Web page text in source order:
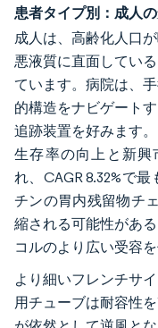
患者タイプ別：成人
成人は、高齢化人口
悪液質に直面してい
ています。病院は、
的構造をナビゲート
追跡装置を好みます
生存率の向上と新興
れ、CAGR 8.32%で
チンの胃内残留物チ
縮される可能性があ
コルのより広い受容を
より細いフレンチサ
用チューブは耐容性